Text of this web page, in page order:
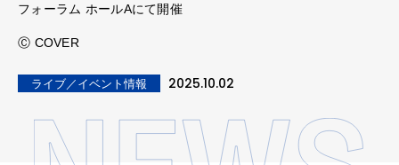
フォーラム ホールAにて開催
Ⓒ COVER
ライブ／イベント情報 2025.10.02